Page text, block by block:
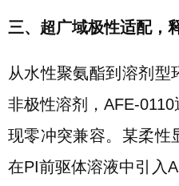
三、超广域极性适配，
从水性聚氨酯到溶剂型
非极性溶剂，AFE-
现零冲突兼容。某柔性
在PI前驱体溶液中引入